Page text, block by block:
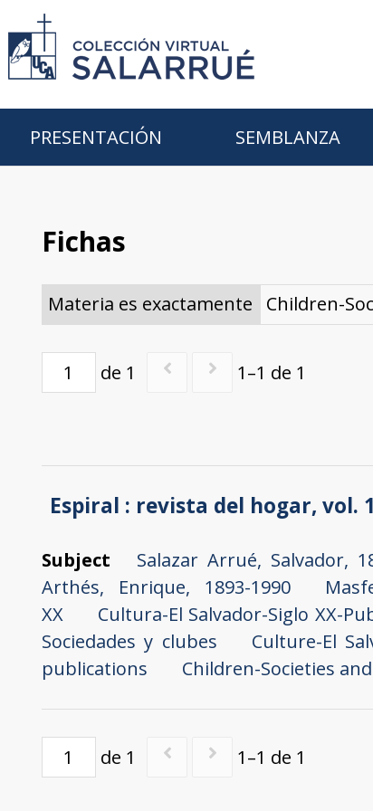
PRESENTACIÓN SEMBLANZA
Fichas
Materia es exactamente Children-
de 1 1–1 de 1
Espiral : revista del hogar, vol.
Subject Salazar Arrué, Salvador,
Arthés, Enrique, 1893-1990
XX
Cultura-El Salvador-Siglo XX-
Sociedades y clubes
Culture-El
publications
Children-Societies
de 1 1–1 de 1